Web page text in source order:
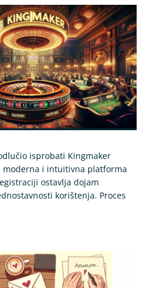
isprobati Kingmaker
moderna i intuitivna platforma
ostavlja dojam
korištenja. Proces